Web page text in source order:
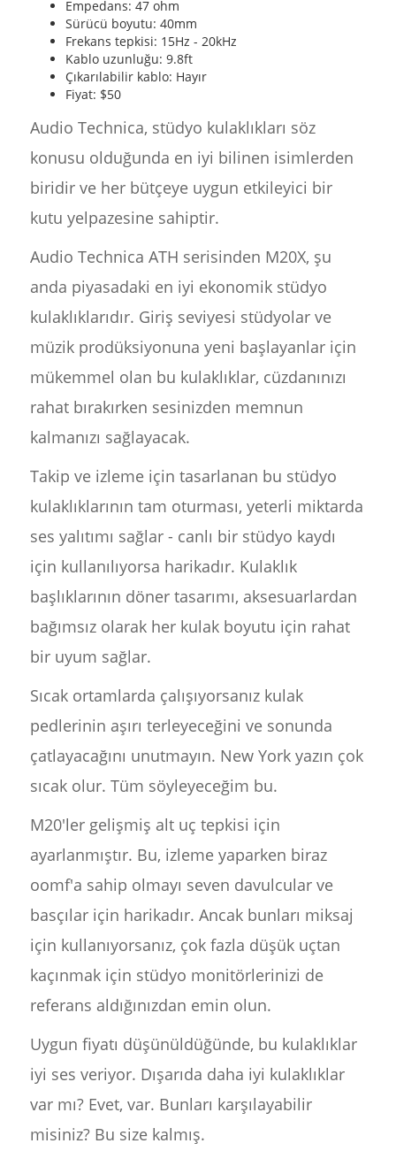
Empedans: 47 ohm
Sürücü boyutu: 40mm
Frekans tepkisi: 15Hz - 20kHz
Kablo uzunluğu: 9.8ft
Çıkarılabilir kablo: Hayır
Fiyat: $50
Audio Technica, stüdyo kulaklıkları söz
konusu olduğunda en iyi bilinen isimlerden
biridir ve her bütçeye uygun etkileyici bir
kutu yelpazesine sahiptir.
Audio Technica ATH serisinden M20X, şu
anda piyasadaki en iyi ekonomik stüdyo
kulaklıklarıdır. Giriş seviyesi stüdyolar ve
müzik prodüksiyonuna yeni başlayanlar için
mükemmel olan bu kulaklıklar, cüzdanınızı
rahat bırakırken sesinizden memnun
kalmanızı sağlayacak.
Takip ve izleme için tasarlanan bu stüdyo
kulaklıklarının tam oturması, yeterli miktarda
ses yalıtımı sağlar - canlı bir stüdyo kaydı
için kullanılıyorsa harikadır. Kulaklık
başlıklarının döner tasarımı, aksesuarlardan
bağımsız olarak her kulak boyutu için rahat
bir uyum sağlar.
Sıcak ortamlarda çalışıyorsanız kulak
pedlerinin aşırı terleyeceğini ve sonunda
çatlayacağını unutmayın. New York yazın çok
sıcak olur. Tüm söyleyeceğim bu.
M20'ler gelişmiş alt uç tepkisi için
ayarlanmıştır. Bu, izleme yaparken biraz
oomf'a sahip olmayı seven davulcular ve
basçılar için harikadır. Ancak bunları miksaj
için kullanıyorsanız, çok fazla düşük uçtan
kaçınmak için stüdyo monitörlerinizi de
referans aldığınızdan emin olun.
Uygun fiyatı düşünüldüğünde, bu kulaklıklar
iyi ses veriyor. Dışarıda daha iyi kulaklıklar
var mı? Evet, var. Bunları karşılayabilir
misiniz? Bu size kalmış.